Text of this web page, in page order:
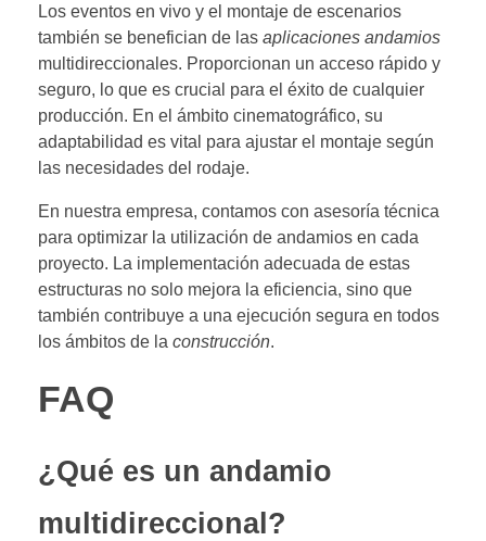
Los eventos en vivo y el montaje de escenarios
también se benefician de las aplicaciones andamios
multidireccionales. Proporcionan un acceso rápido y
seguro, lo que es crucial para el éxito de cualquier
producción. En el ámbito cinematográfico, su
adaptabilidad es vital para ajustar el montaje según
las necesidades del rodaje.
En nuestra empresa, contamos con asesoría técnica
para optimizar la utilización de andamios en cada
proyecto. La implementación adecuada de estas
estructuras no solo mejora la eficiencia, sino que
también contribuye a una ejecución segura en todos
los ámbitos de la construcción.
FAQ
¿Qué es un andamio
multidireccional?